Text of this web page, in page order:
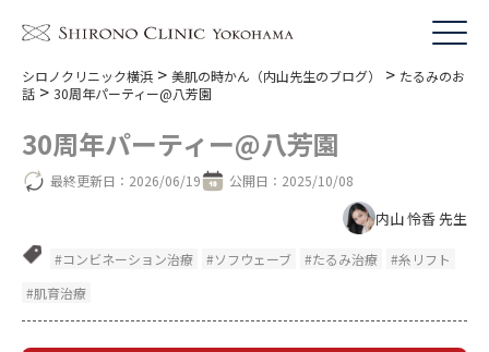
シロノクリニック横浜 > 美肌の時かん（内山先生のブログ） > たるみのお
話 > 30周年パーティー@八芳園
30周年パーティー@八芳園
最終更新日： 2026/06/19 公開日： 2025/10/08
内山 怜香 先生
#コンビネーション治療 #ソフウェーブ #たるみ治療
#糸リフト
#肌育治療